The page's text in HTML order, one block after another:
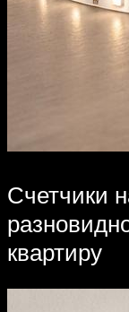
Счетчики
квартиру